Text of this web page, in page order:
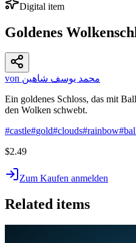
Digital item
Goldenes
von محمد يوسف شاهين
Ein goldenes Schloss, das mit
den Wolken schwebt.
#castle#gold#clouds#rainbow#
$2.49
Zum Kaufen anmelden
Related items